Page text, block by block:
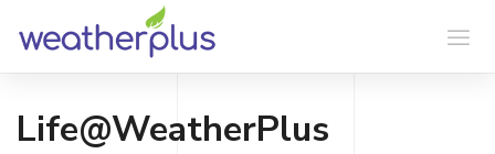
Life@WeatherPlus